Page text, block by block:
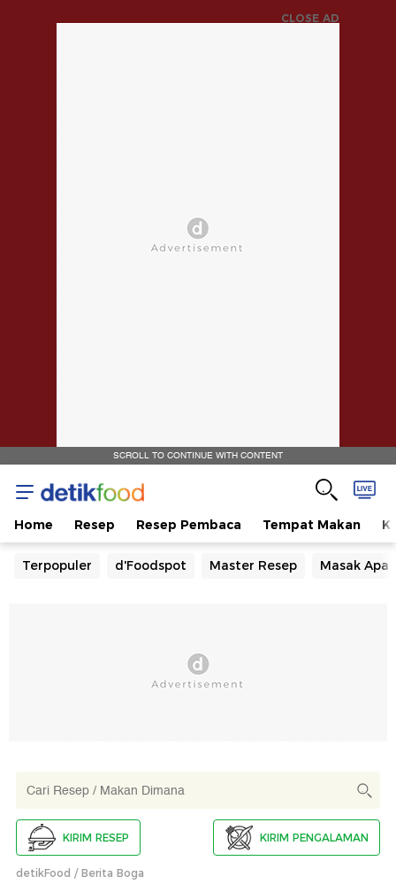
CLOSE AD
SCROLL TO CONTINUE WITH CONTENT
Home Resep Resep Pembaca Tempat Makan
Terpopuler d'Foodspot Master Resep Masak Apa
KIRIM RESEP KIRIM PENGALAMAN
detikFood Berita Boga